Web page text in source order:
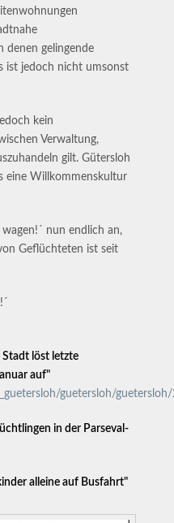
denen gelingende
ist jedoch nicht umsonst
kein
Verwaltung,
gilt. Gütersloh
eine Willkommenskultur
nun endlich an,
Geflüchteten ist seit
löst letzte
auf"
guetersloh/guetersloh/
in der Parseval-
alleine auf Busfahrt"